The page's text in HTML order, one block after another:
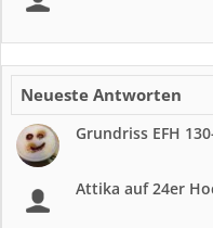
Neueste Antworten
Grundriss EFH
Attika auf 24er